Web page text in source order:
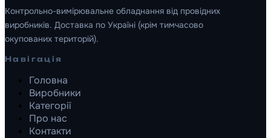
Контрольно-вимірювальне обладнання від провідних
виробників. Доставка по Україні (крім тимчасово
окупованих територій).
Навігація
Головна
Виробники
Категорії
Про нас
Контакти